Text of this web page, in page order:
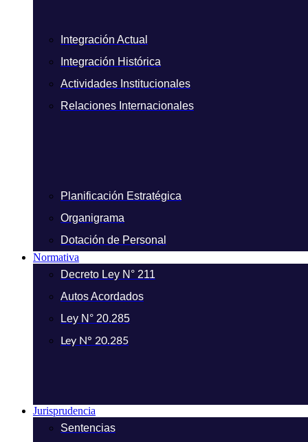
Integración Actual
Integración Histórica
Actividades Institucionales
Relaciones Internacionales
Planificación Estratégica
Organigrama
Dotación de Personal
Normativa
Decreto Ley N° 211
Autos Acordados
Ley N° 20.285
Ley N° 20.285
Jurisprudencia
Sentencias